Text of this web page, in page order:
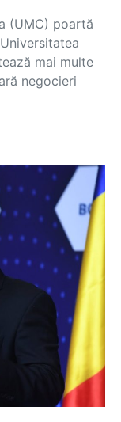
(UMC) poartă
mai multe
negocieri